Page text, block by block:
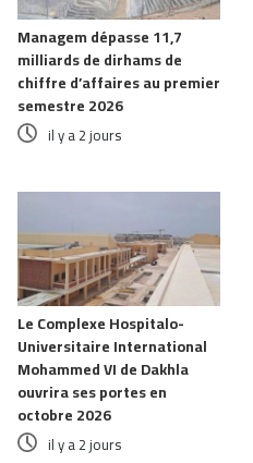
Managem dépasse 11,7
milliards de dirhams de
chiffre d’affaires au premier
semestre 2026
il y a 2 jours
Le Complexe Hospitalo-
Universitaire International
Mohammed VI de Dakhla
ouvrira ses portes en
octobre 2026
il y a 2 jours